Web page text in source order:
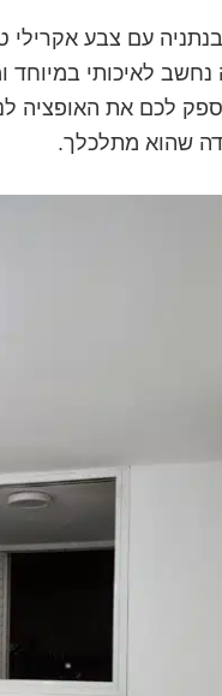
בנתניה עם צבע אקרילי
לאיכותי במיוחד
לכם את האופציה
שהוא מתלכלך.